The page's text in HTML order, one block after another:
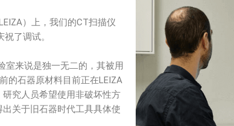
）上，我们的CT扫描仪
了调试。
室来说是独一无二的，其被用
的石器原材料目前正在LEIZA
究人员希望使用非破坏性方
关于旧石器时代工具具体使